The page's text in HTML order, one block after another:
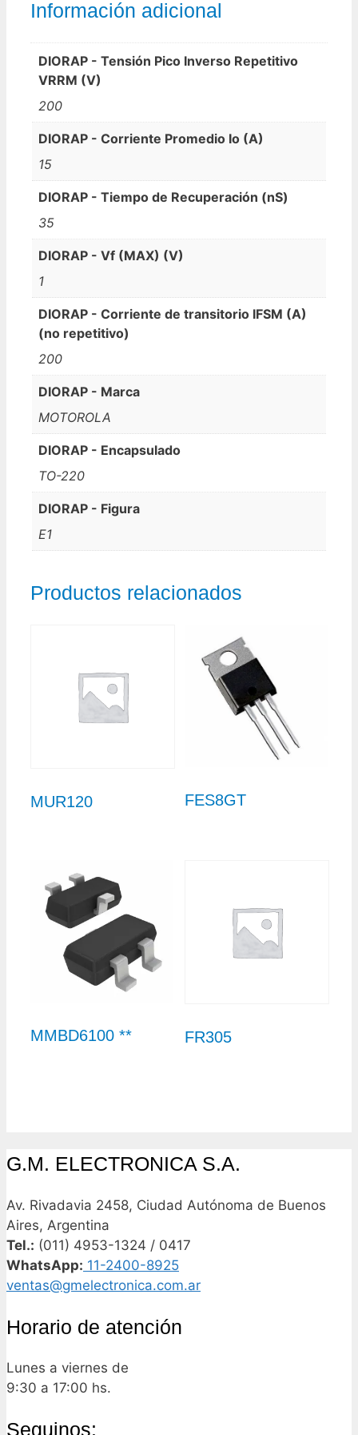
Información adicional
DIORAP - Tensión Pico Inverso Repetitivo
VRRM (V)
200
DIORAP - Corriente Promedio Io (A)
15
DIORAP - Tiempo de Recuperación (nS)
35
DIORAP - Vf (MAX) (V)
1
DIORAP - Corriente de transitorio IFSM (A)
(no repetitivo)
200
DIORAP - Marca
MOTOROLA
DIORAP - Encapsulado
TO-220
DIORAP - Figura
E1
Productos relacionados
MUR120 FES8GT
MMBD6100 ** FR305
G.M. ELECTRONICA S.A.
Av. Rivadavia 2458, Ciudad Autónoma de Buenos
Aires, Argentina
Tel.: (011) 4953-1324 / 0417
WhatsApp: 11-2400-8925
ventas@gmelectronica.com.ar
Horario de atención
Lunes a viernes de
9:30 a 17:00 hs.
Seguinos: